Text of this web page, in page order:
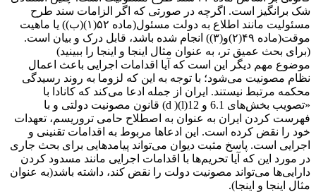
شک برانگیز است. اگرچه در صورتی که اگر الزامات سند طرح
مسئولیت مانند اطلاع به دولت مسئول(ماده ۵۲(۱)(ب)) یا ماهیت
موقت(ماده ۴۹(۲)و(۳)) انجام شده باشد، قابل درک و بیان است.
(برای بحث عمیق تر، به عنوان مثال اینجا و اینجا را ببینید)
موضوع مهم دیگر این است که آیا اقدامات اجرایی باعث اعمال
نظام مصونیت می‌شود؛ با توجه به این که لزوما به روند رسیدگی
محکمه مرتبط نیستند. ایران از جمله ادعا می‌کند که کانادا با
«تصویب بخش‌های 6.1 و 12(l)( d) قانون مصونیت دولتی و با
فهرست کردن ایران به عنوان به اصطلاح حامی تروریسم، تعهدات
خود را نقض کرده است. این ادعاها مربوط به اقدامات تقنینی و
اجرایی است. پاسخ مثبت دیوان می‌تواند پیامدهایی برای بحث جاری
در مورد این که آیا تحریم‌ها با اقدامات اجرایی مانند مسدود کردن
دارایی‌ها می‌تواند مصونیت دولت را نقض کند، داشته باشد(به عنوان
مثال اینجا و اینجا).